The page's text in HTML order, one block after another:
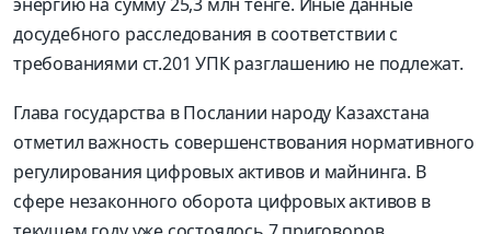
досудебного расследования в соответствии с
требованиями ст.201 УПК разглашению не подлежат.
Глава государства в Послании народу Казахстана
отметил важность совершенствования нормативного
регулирования цифровых активов и майнинга. В
сфере незаконного оборота цифровых активов в